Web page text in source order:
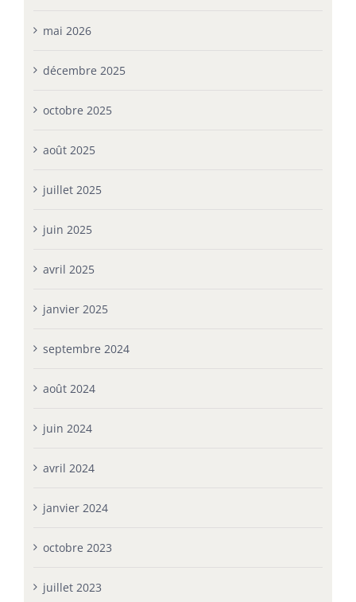
mai 2026
décembre 2025
octobre 2025
août 2025
juillet 2025
juin 2025
avril 2025
janvier 2025
septembre 2024
août 2024
juin 2024
avril 2024
janvier 2024
octobre 2023
juillet 2023